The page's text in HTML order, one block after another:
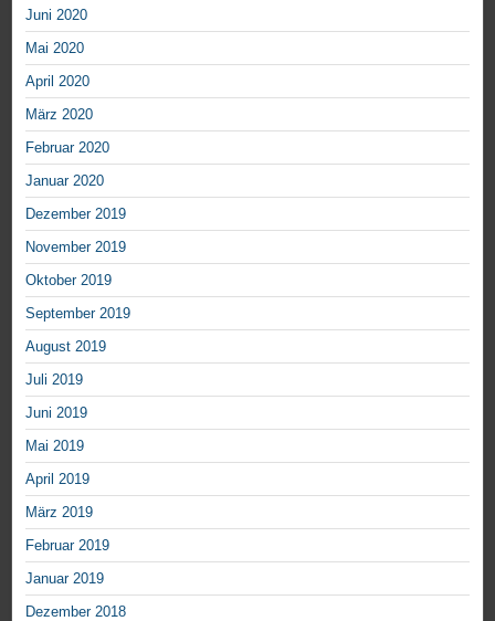
Juni 2020
Mai 2020
April 2020
März 2020
Februar 2020
Januar 2020
Dezember 2019
November 2019
Oktober 2019
September 2019
August 2019
Juli 2019
Juni 2019
Mai 2019
April 2019
März 2019
Februar 2019
Januar 2019
Dezember 2018